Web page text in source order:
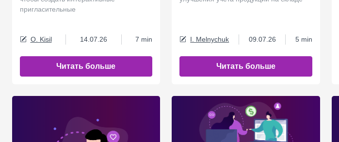
пригласительные
O. Kisil 14.07.26 7 min
Читать больше
I. Melnychuk 09.07.26 5 min
Читать больше